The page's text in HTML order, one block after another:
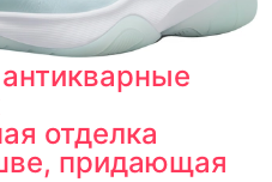
отделка
придающая